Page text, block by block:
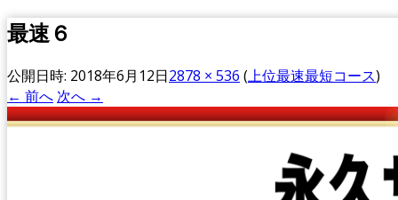
最速６
公開日時: 2018年6月12日2878 × 536 (上位最速最短コース)
← 前へ 次へ →